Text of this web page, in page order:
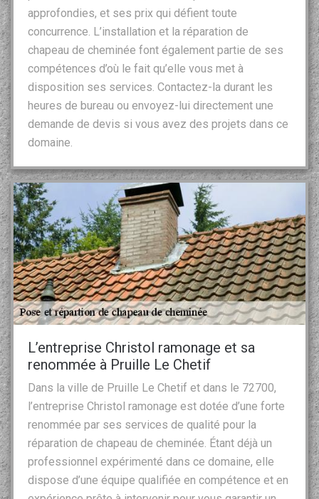
approfondies, et ses prix qui défient toute
concurrence. L’installation et la réparation de
chapeau de cheminée font également partie de ses
compétences d’où le fait qu’elle vous met à
disposition ses services. Contactez-la durant les
heures de bureau ou envoyez-lui directement une
demande de devis si vous avez des projets dans ce
domaine.
L’entreprise Christol ramonage et sa
renommée à Pruille Le Chetif
Dans la ville de Pruille Le Chetif et dans le 72700,
l’entreprise Christol ramonage est dotée d’une forte
renommée par ses services de qualité pour la
réparation de chapeau de cheminée. Étant déjà un
professionnel expérimenté dans ce domaine, elle
dispose d’une équipe qualifiée en compétence et en